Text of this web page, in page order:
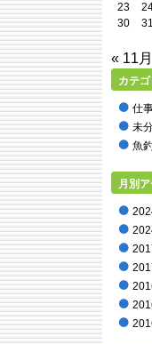
23
30
31
« 11月
カテ
仕
未
魚
月別